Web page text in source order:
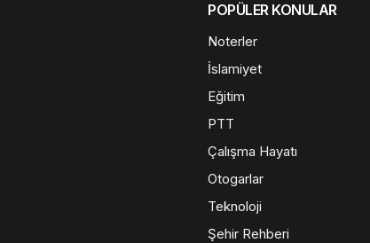
POPÜLER KONULAR
Noterler
İslamiyet
Eğitim
PTT
Çalışma Hayatı
Otogarlar
Teknoloji
Şehir Rehberi